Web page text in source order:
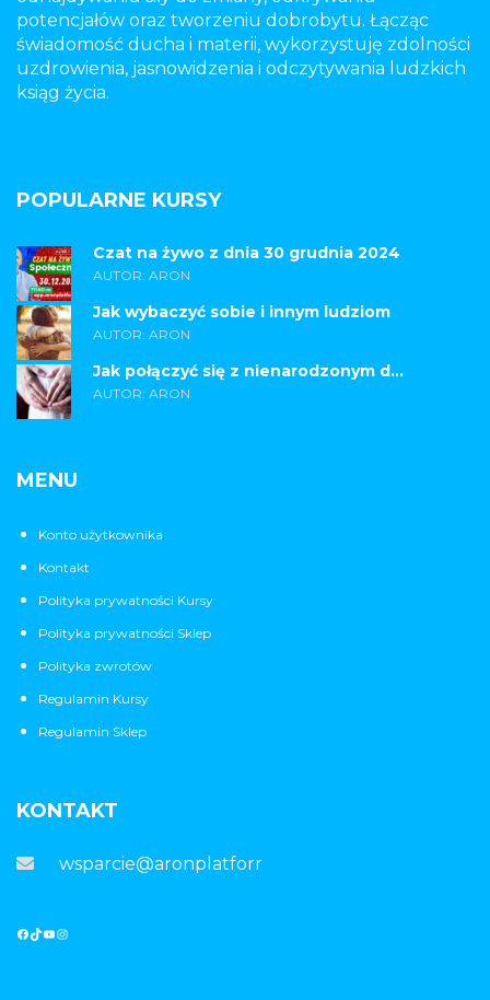
potencjałów oraz tworzeniu dobrobytu. Łącząc
świadomość ducha i materii, wykorzystuję zdolności
uzdrowienia, jasnowidzenia i odczytywania ludzkich
ksiąg życia.
POPULARNE KURSY
Czat na żywo z dnia 30 grudnia 2024
AUTOR: ARON
Jak wybaczyć sobie i innym ludziom
AUTOR: ARON
Jak połączyć się z nienarodzonym d...
AUTOR: ARON
MENU
Konto użytkownika
Kontakt
Polityka prywatności Kursy
Polityka prywatności Sklep
Polityka zwrotów
Regulamin Kursy
Regulamin Sklep
KONTAKT
wsparcie@aronplatforma.pl